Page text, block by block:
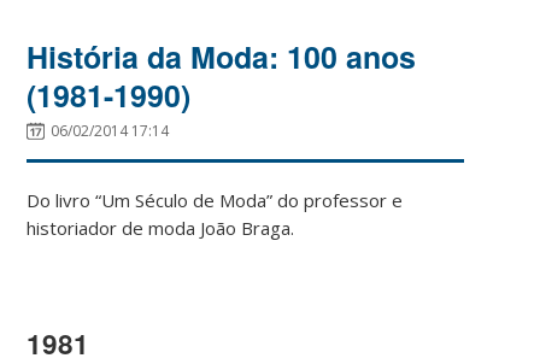
História da Moda: 100 anos
(1981-1990)
06/02/2014 17:14
Do livro “Um Século de Moda” do professor e
historiador de moda João Braga.
1981